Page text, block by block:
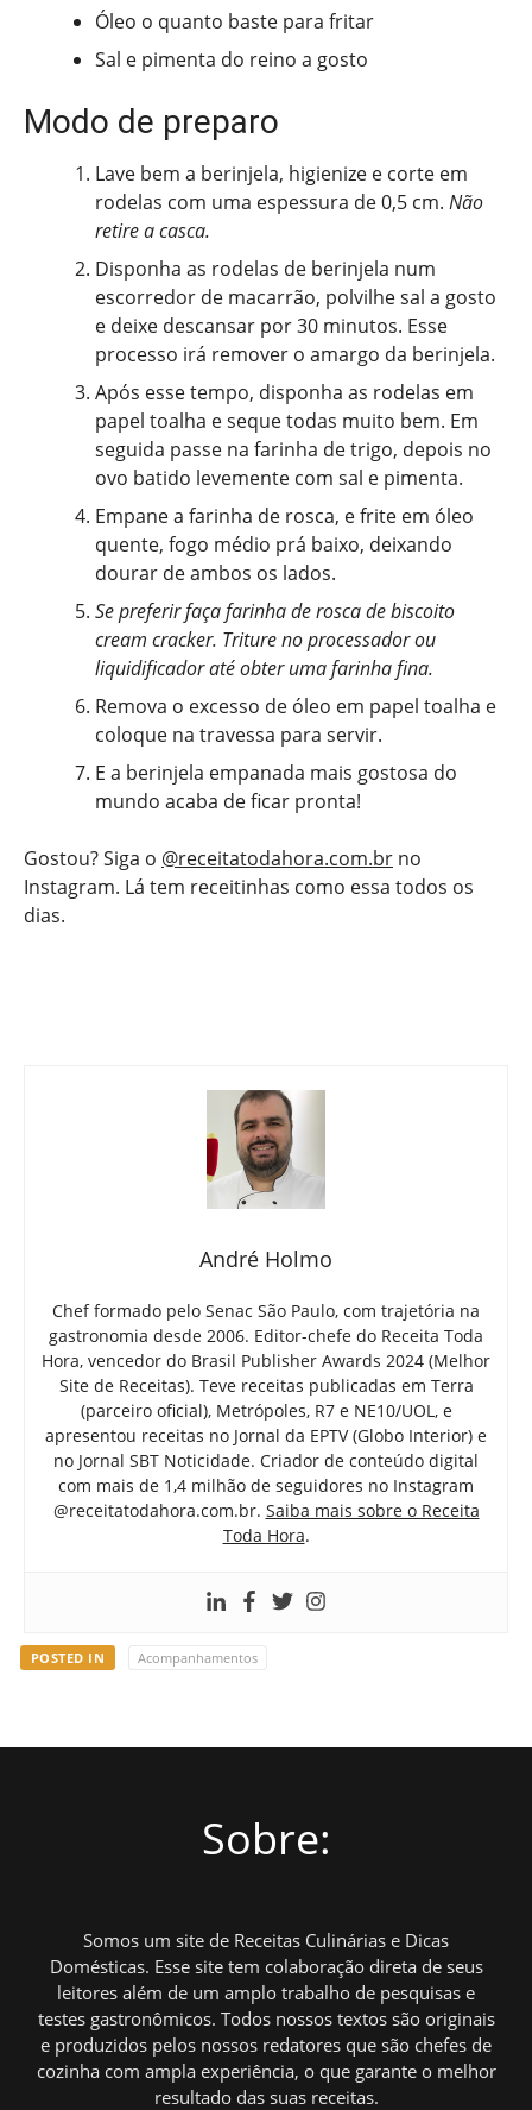
Óleo o quanto baste para fritar
Sal e pimenta do reino a gosto
Modo de preparo
Lave bem a berinjela, higienize e corte em
rodelas com uma espessura de 0,5 cm. Não
retire a casca.
Disponha as rodelas de berinjela num
escorredor de macarrão, polvilhe sal a gosto
e deixe descansar por 30 minutos. Esse
processo irá remover o amargo da berinjela.
Após esse tempo, disponha as rodelas em
papel toalha e seque todas muito bem. Em
seguida passe na farinha de trigo, depois no
ovo batido levemente com sal e pimenta.
Empane a farinha de rosca, e frite em óleo
quente, fogo médio prá baixo, deixando
dourar de ambos os lados.
Se preferir faça farinha de rosca de biscoito
cream cracker. Triture no processador ou
liquidificador até obter uma farinha fina.
Remova o excesso de óleo em papel toalha e
coloque na travessa para servir.
E a berinjela empanada mais gostosa do
mundo acaba de ficar pronta!
Gostou? Siga o @receitatodahora.com.br no
Instagram. Lá tem receitinhas como essa todos os
dias.
André Holmo
Chef formado pelo Senac São Paulo, com trajetória na
gastronomia desde 2006. Editor-chefe do Receita Toda
Hora, vencedor do Brasil Publisher Awards 2024 (Melhor
Site de Receitas). Teve receitas publicadas em Terra
(parceiro oficial), Metrópoles, R7 e NE10/UOL, e
apresentou receitas no Jornal da EPTV (Globo Interior) e
no Jornal SBT Noticidade. Criador de conteúdo digital
com mais de 1,4 milhão de seguidores no Instagram
@receitatodahora.com.br. Saiba mais sobre o Receita
Toda Hora.
POSTED IN Acompanhamentos
Sobre:
Somos um site de Receitas Culinárias e Dicas
Domésticas. Esse site tem colaboração direta de seus
leitores além de um amplo trabalho de pesquisas e
testes gastronômicos. Todos nossos textos são originais
e produzidos pelos nossos redatores que são chefes de
cozinha com ampla experiência, o que garante o melhor
resultado das suas receitas.